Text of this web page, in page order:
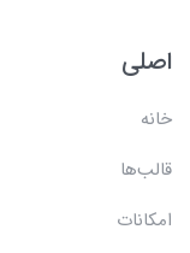
اصلی
خانه
قالب‌ها
امکانات